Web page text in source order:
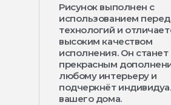
Рисунок выполнен с
использованием
технологий и
высоким качеством
исполнения. Он станет
прекрасным
любому интерьеру и
подчеркнёт
вашего дома.